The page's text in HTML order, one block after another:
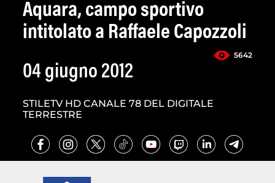
Aquara, campo sportivo
intitolato a Raffaele Capozzoli
5642
04 giugno 2012
STILETV HD CANALE 78 DEL DIGITALE
TERRESTRE